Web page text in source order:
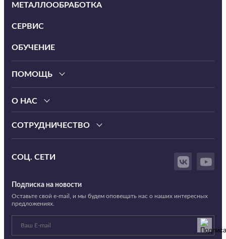
МЕТАЛЛООБРАБОТКА
СЕРВИС
ОБУЧЕНИЕ
ПОМОЩЬ
О НАС
СОТРУДНИЧЕСТВО
СОЦ. СЕТИ
Подписка на новости
Оставьте свой e-mail, и мы будем оповещать нас о наших интересных
предложениях.